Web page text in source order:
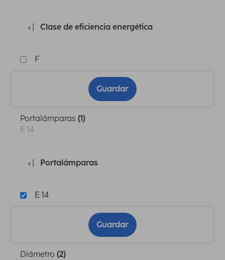
Clase de eficiencia energética
F
Guardar
Portalámparas (1)
E 14
Portalámparas
E 14
Guardar
Diámetro (2)